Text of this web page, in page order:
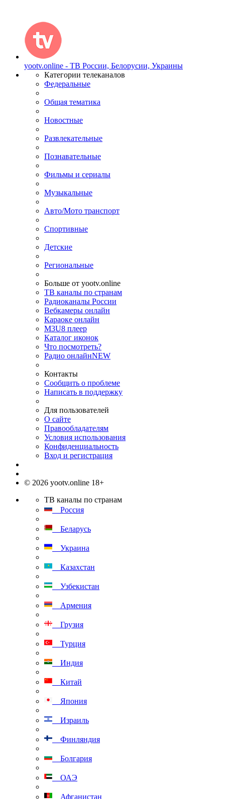
yootv.online - ТВ России, Белорусии, Украины
Категории телеканалов
Федеральные
Общая тематика
Новостные
Развлекательные
Познавательные
Фильмы и сериалы
Музыкальные
Авто/Мото транспорт
Спортивные
Детские
Региональные
Больше от yootv.online
ТВ каналы по странам
Радиоканалы России
Вебкамеры онлайн
Караоке онлайн
M3U8 плеер
Каталог иконок
Что посмотреть?
Радио онлайнNEW
Контакты
Сообщить о проблеме
Написать в поддержку
Для пользователей
О сайте
Правообладателям
Условия использования
Конфиденциальность
Вход и регистрация
© 2026 yootv.online 18+
ТВ каналы по странам
Россия
Беларусь
Украина
Казахстан
Узбекистан
Армения
Грузия
Турция
Индия
Китай
Япония
Израиль
Финляндия
Болгария
ОАЭ
Афганистан